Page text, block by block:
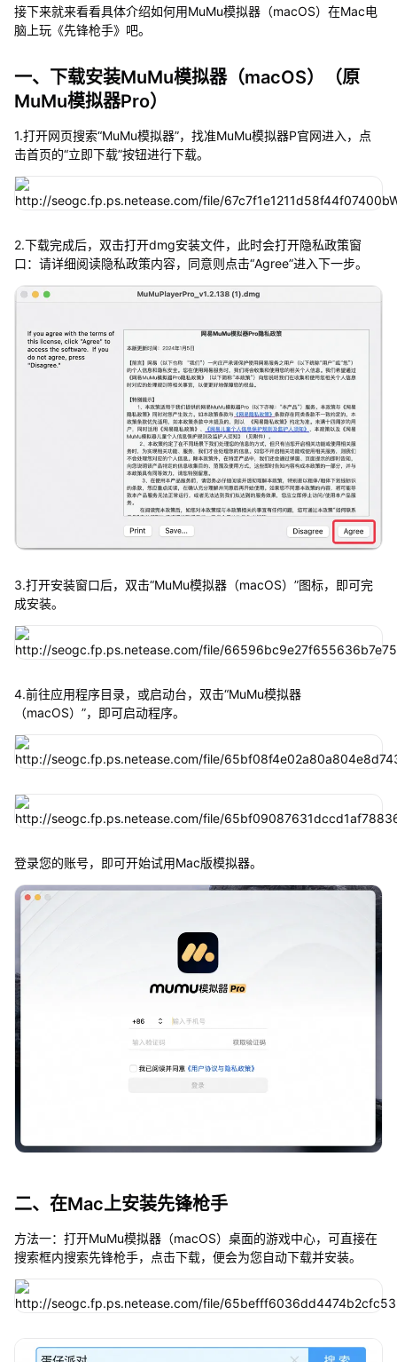
接下来就来看看具体介绍如何用MuMu模拟器（macOS）在Mac电
脑上玩《先锋枪手》吧。
一、下载安装MuMu模拟器（macOS）（原
MuMu模拟器Pro）
1.打开网页搜索“MuMu模拟器”，找准MuMu模拟器P官网进入，点
击首页的“立即下载”按钮进行下载。
2.下载完成后，双击打开dmg安装文件，此时会打开隐私政策窗
口：请详细阅读隐私政策内容，同意则点击“Agree”进入下一步。
3.打开安装窗口后，双击“MuMu模拟器（macOS）”图标，即可完
成安装。
4.前往应用程序目录，或启动台，双击“MuMu模拟器
（macOS）”，即可启动程序。
登录您的账号，即可开始试用Mac版模拟器。
二、在Mac上安装先锋枪手
方法一：打开MuMu模拟器（macOS）桌面的游戏中心，可直接在
搜索框内搜索先锋枪手，点击下载，便会为您自动下载并安装。